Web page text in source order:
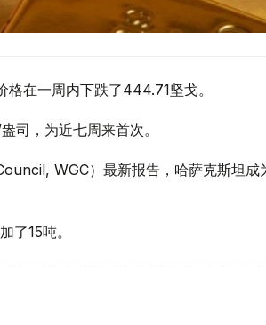
在一周内下跌了444.71坚戈。
司，为近七周来首次。
WGC）最新报告，哈萨克斯坦成
了15吨。